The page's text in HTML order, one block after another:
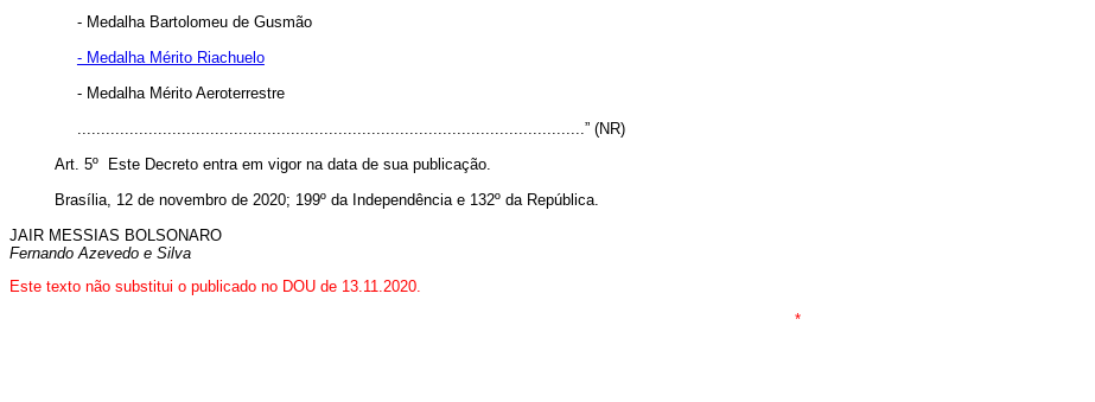
- Medalha Bartolomeu de Gusmão
- Medalha Mérito Riachuelo
- Medalha Mérito Aeroterrestre
...........................................................................................................” (NR)
Art. 5º Este Decreto entra em vigor na data de sua publicação.
Brasília, 12 de novembro de 2020; 199º da Independência e 132º da República.
JAIR MESSIAS BOLSONARO
Fernando Azevedo e Silva
Este texto não substitui o publicado no DOU de 13.11.2020.
*